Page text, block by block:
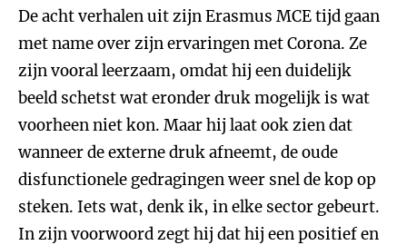
De acht verhalen uit zijn Erasmus MCE tijd gaan
met name over zijn ervaringen met Corona. Ze
zijn vooral leerzaam, omdat hij een duidelijk
beeld schetst wat eronder druk mogelijk is wat
voorheen niet kon. Maar hij laat ook zien dat
wanneer de externe druk afneemt, de oude
disfunctionele gedragingen weer snel de kop op
steken. Iets wat, denk ik, in elke sector gebeurt.
In zijn voorwoord zegt hij dat hij een positief en